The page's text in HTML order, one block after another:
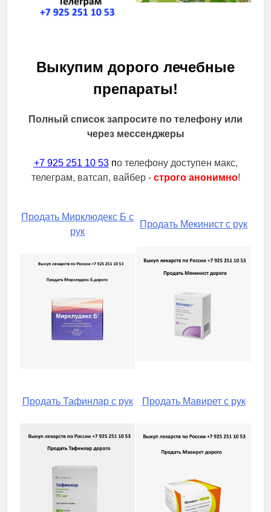
Выкупим дорого лечебные
препараты!
Полный список запросите по телефону или
через мессенджеры
+7 925 251 10 53по телефону доступен макс,
телеграм, ватсап, вайбер - строго анонимно!
Продать Мирклюдекс Б с
рук
Продать Мекинист с рук
Продать Тафинлар с рук Продать Мавирет с рук